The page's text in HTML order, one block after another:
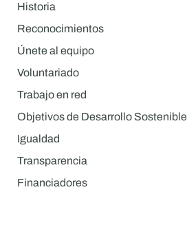
Historia
Reconocimientos
Únete al equipo
Voluntariado
Trabajo en red
Objetivos de Desarrollo Sostenible
Igualdad
Transparencia
Financiadores